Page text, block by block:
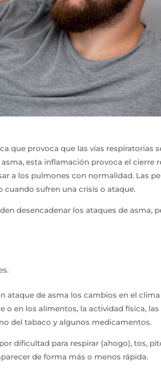
que provoca que las vías respiratorias
esta inflamación provoca el cierre
a los pulmones con normalidad. Las
cuando sufren una crisis o ataque.
desencadenar los ataques de asma,
ataque de asma los cambios en el
o en los alimentos, la actividad física,
del tabaco y algunos medicamentos.
dificultad para respirar (ahogo), tos,
de forma más o menos rápida.